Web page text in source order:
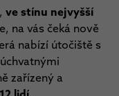
ve stínu nejvyšší
na vás čeká nově
nabízí útočiště s
zařízený a